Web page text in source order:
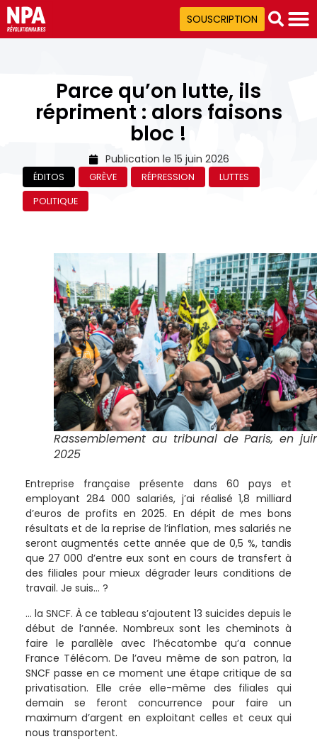
SOUSCRIPTION
Parce qu’on lutte, ils
répriment : alors faisons
bloc !
Publication le 15 juin 2026
ÉDITOS GRÈVE RÉPRESSION
LUTTES
POLITIQUE
Rassemblement au tribunal de Paris, en
2025
Entreprise française présente dans 60 pays et
employant 284 000 salariés, j’ai réalisé 1,8 milliard
d’euros de profits en 2025. En dépit de mes bons
résultats et de la reprise de l’inflation, mes salariés ne
seront augmentés cette année que de 0,5 %, tandis
que 27 000 d’entre eux sont en cours de transfert à
des filiales pour mieux dégrader leurs conditions de
travail. Je suis… ?
… la SNCF. À ce tableau s’ajoutent 13 suicides depuis le
début de l’année. Nombreux sont les cheminots à
faire le parallèle avec l’hécatombe qu’a connue
France Télécom. De l’aveu même de son patron, la
SNCF passe en ce moment une étape critique de sa
privatisation. Elle crée elle-même des filiales qui
demain se feront concurrence pour faire un
maximum d’argent en exploitant celles et ceux qui
nous transportent.